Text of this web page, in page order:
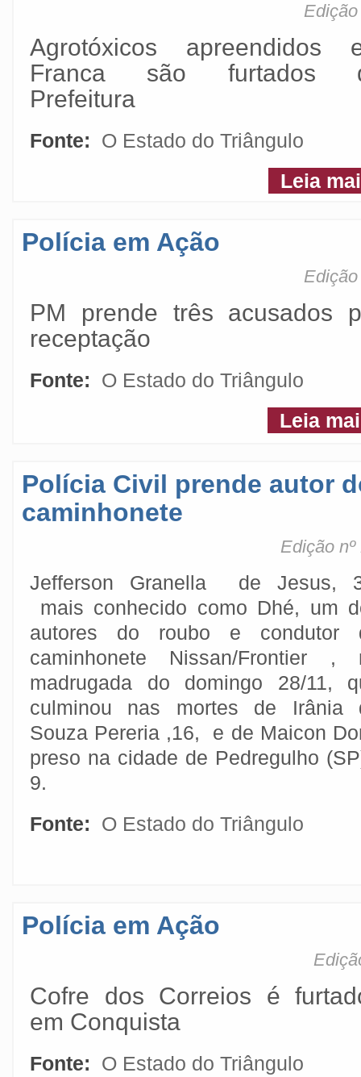
Agrotóxicos apreendidos
Franca são furtados
Prefeitura
Fonte:
O Estado do Triângulo
Leia
Polícia em Ação
PM prende três acusados
receptação
Fonte:
O Estado do Triângulo
Leia
Polícia Civil prende autor
caminhonete
Edição
Jefferson Granella de Jesus,
mais conhecido como Dhé, um
autores do roubo e condutor
caminhonete Nissan/Frontier ,
madrugada do domingo 28/11,
culminou nas mortes de Irânia
Souza Pereria ,16, e de Maicon
preso na cidade de Pedregulho
9.
Fonte:
O Estado do Triângulo
Polícia em Ação
Cofre dos Correios é
em Conquista
Fonte: O Estado do Triângulo